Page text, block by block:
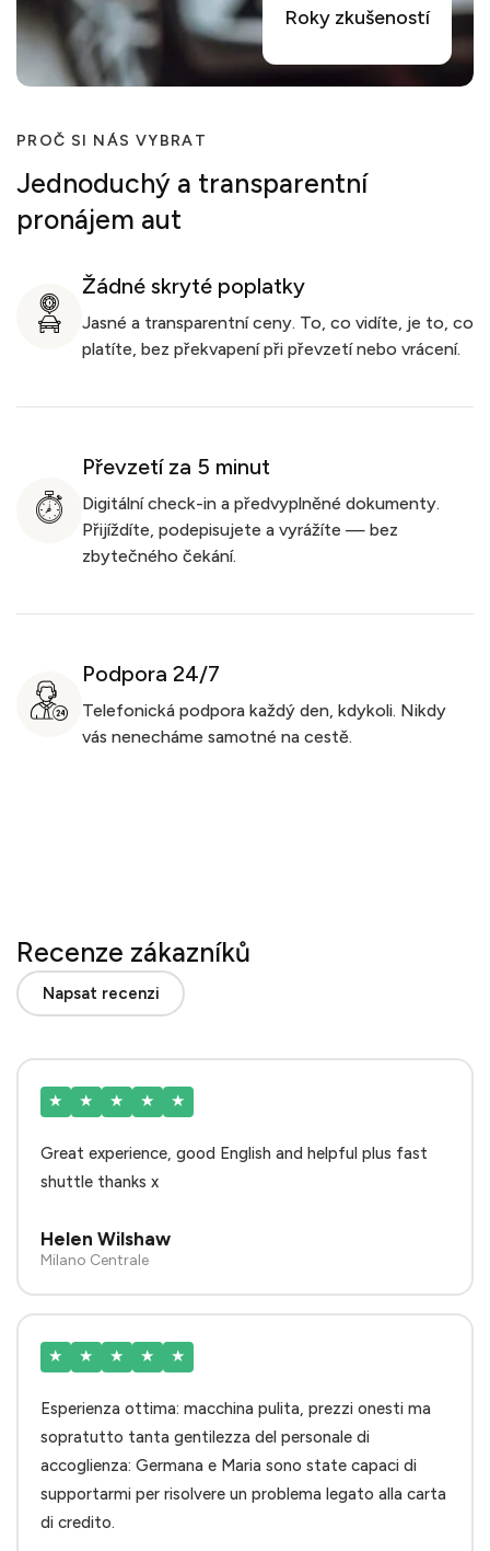
Roky zkušeností
PROČ SI NÁS VYBRAT
Jednoduchý a transparentní
pronájem aut
Žádné skryté poplatky
Jasné a transparentní ceny. To, co vidíte, je to, co
platíte, bez překvapení při převzetí nebo vrácení.
Převzetí za 5 minut
Digitální check-in a předvyplněné dokumenty.
Přijíždíte, podepisujete a vyrážíte — bez
zbytečného čekání.
Podpora 24/7
Telefonická podpora každý den, kdykoli. Nikdy
vás nenecháme samotné na cestě.
Recenze zákazníků
Napsat recenzi
★ ★ ★ ★ ★
Great experience, good English and helpful plus fast
shuttle thanks x
Helen Wilshaw
Milano Centrale
★ ★ ★ ★ ★
Esperienza ottima: macchina pulita, prezzi onesti ma
sopratutto tanta gentilezza del personale di
accoglienza: Germana e Maria sono state capaci di
supportarmi per risolvere un problema legato alla carta
di credito.